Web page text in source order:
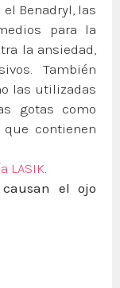
Benadryl, las
para la
la ansiedad,
También
las utilizadas
gotas como
contienen
LASIK
causan el ojo